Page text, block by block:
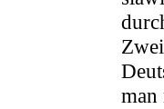
man